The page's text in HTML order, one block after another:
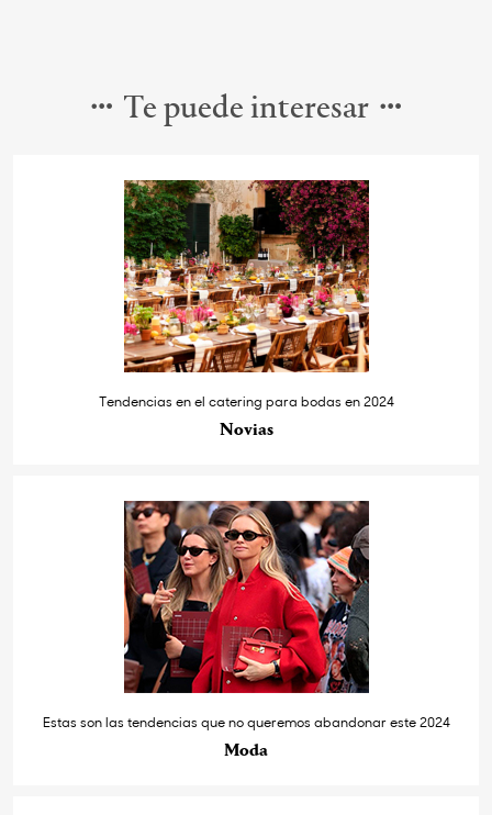
Te puede interesar
Tendencias en el catering para bodas en 2024
Novias
Estas son las tendencias que no queremos abandonar este 2024
Moda